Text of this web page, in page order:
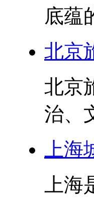
底蕴
北京
北京
治、
上
上